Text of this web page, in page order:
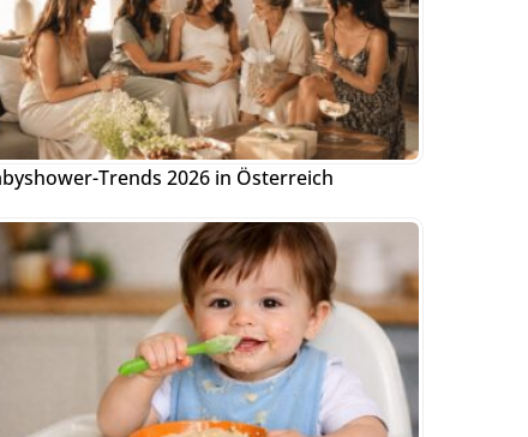
Trends 2026 in Österreich